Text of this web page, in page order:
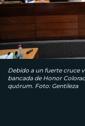
Debido a un fuerte cruce
bancada de Honor
quórum. Foto: Gentileza